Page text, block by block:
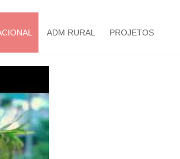
ADM RURAL PROJETOS